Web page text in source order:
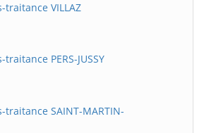
traitance VILLAZ
PERS-JUSSY
traitance SAINT-MARTIN-